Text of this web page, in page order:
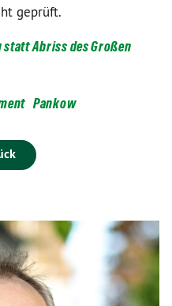
geprüft.
Abriss des Großen
Pankow